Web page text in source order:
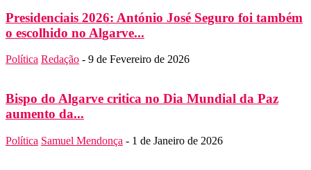
Presidenciais 2026: António José Seguro foi também
o escolhido no Algarve...
Política Redação - 9 de Fevereiro de 2026
Bispo do Algarve critica no Dia Mundial da Paz
aumento da...
Política Samuel Mendonça - 1 de Janeiro de 2026